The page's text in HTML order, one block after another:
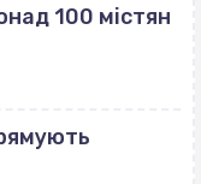
100 містян